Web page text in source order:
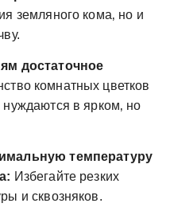
земляного кома‚ но и
достаточное
комнатных цветков
в ярком‚ но
температуру
Избегайте резких
и сквозняков.